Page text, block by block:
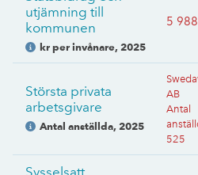
utjämning till
kommunen
kr per invånare, 2025
5 988
Största privata
arbetsgivare
Antal anställda, 2025
AB
Antal
525